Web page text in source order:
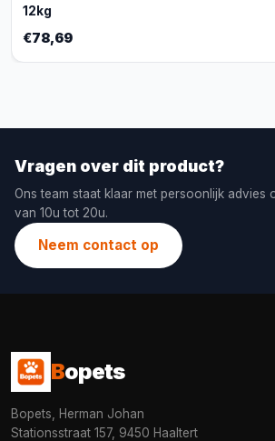
12kg
€78,69
Vragen over dit product?
Ons team staat klaar met persoonlijk advies
van 10u tot 20u.
Neem contact op
Bopets
Bopets, Herman Johan
Stationsstraat 157, 9450 Haaltert